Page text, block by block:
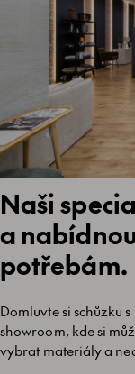
Naši
a
potřebám.
Domluvte si schůzku
showroom, kde si
vybrat materiály a